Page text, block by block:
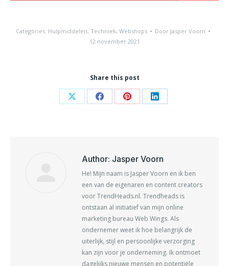
Categories: Hulpmiddelen, Techniek, Webshops Door Jasper Voorn
12 november 2021
Share this post
Share Share Share Share
Author: Jasper Voorn
He! Mijn naam is Jasper Voorn en ik ben
een van de eigenaren en content creators
voor TrendHeads.nl. Trendheads is
ontstaan al initiatief van mijn online
marketing bureau Web Wings. Als
ondernemer weet ik hoe belangrijk de
uiterlijk, stijl en persoonlijke verzorging
kan zijn voor je onderneming. Ik ontmoet
dagelijks nieuwe mensen en potentiële